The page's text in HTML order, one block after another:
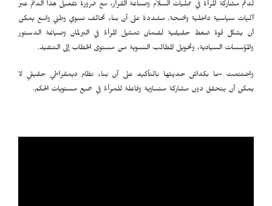
لدعم مشاركة المرأة في عمليات السلام وصناعة القرار، مع ضرورة تفعيل هذا الدعم عبر
آليات سياسية داخلية واضحة. مشددة على أن بناء تحالف نسوي وطني واسع يمكن
أن يشكل قوة ضغط حقيقية لضمان تمثيل المرأة في البرلمان وصياغة الدستور
والمؤسسات السيادية، وتحويل المطالب النسوية من مستوى الخطاب إلى التنفيذ.
واختتمت سما بكداش حديثها بالتأكيد على أن بناء نظام ديمقراطي حقيقي لا
يمكن أن يتحقق دون مشاركة متساوية وفاعلة للمرأة في جميع مستويات الحكم.